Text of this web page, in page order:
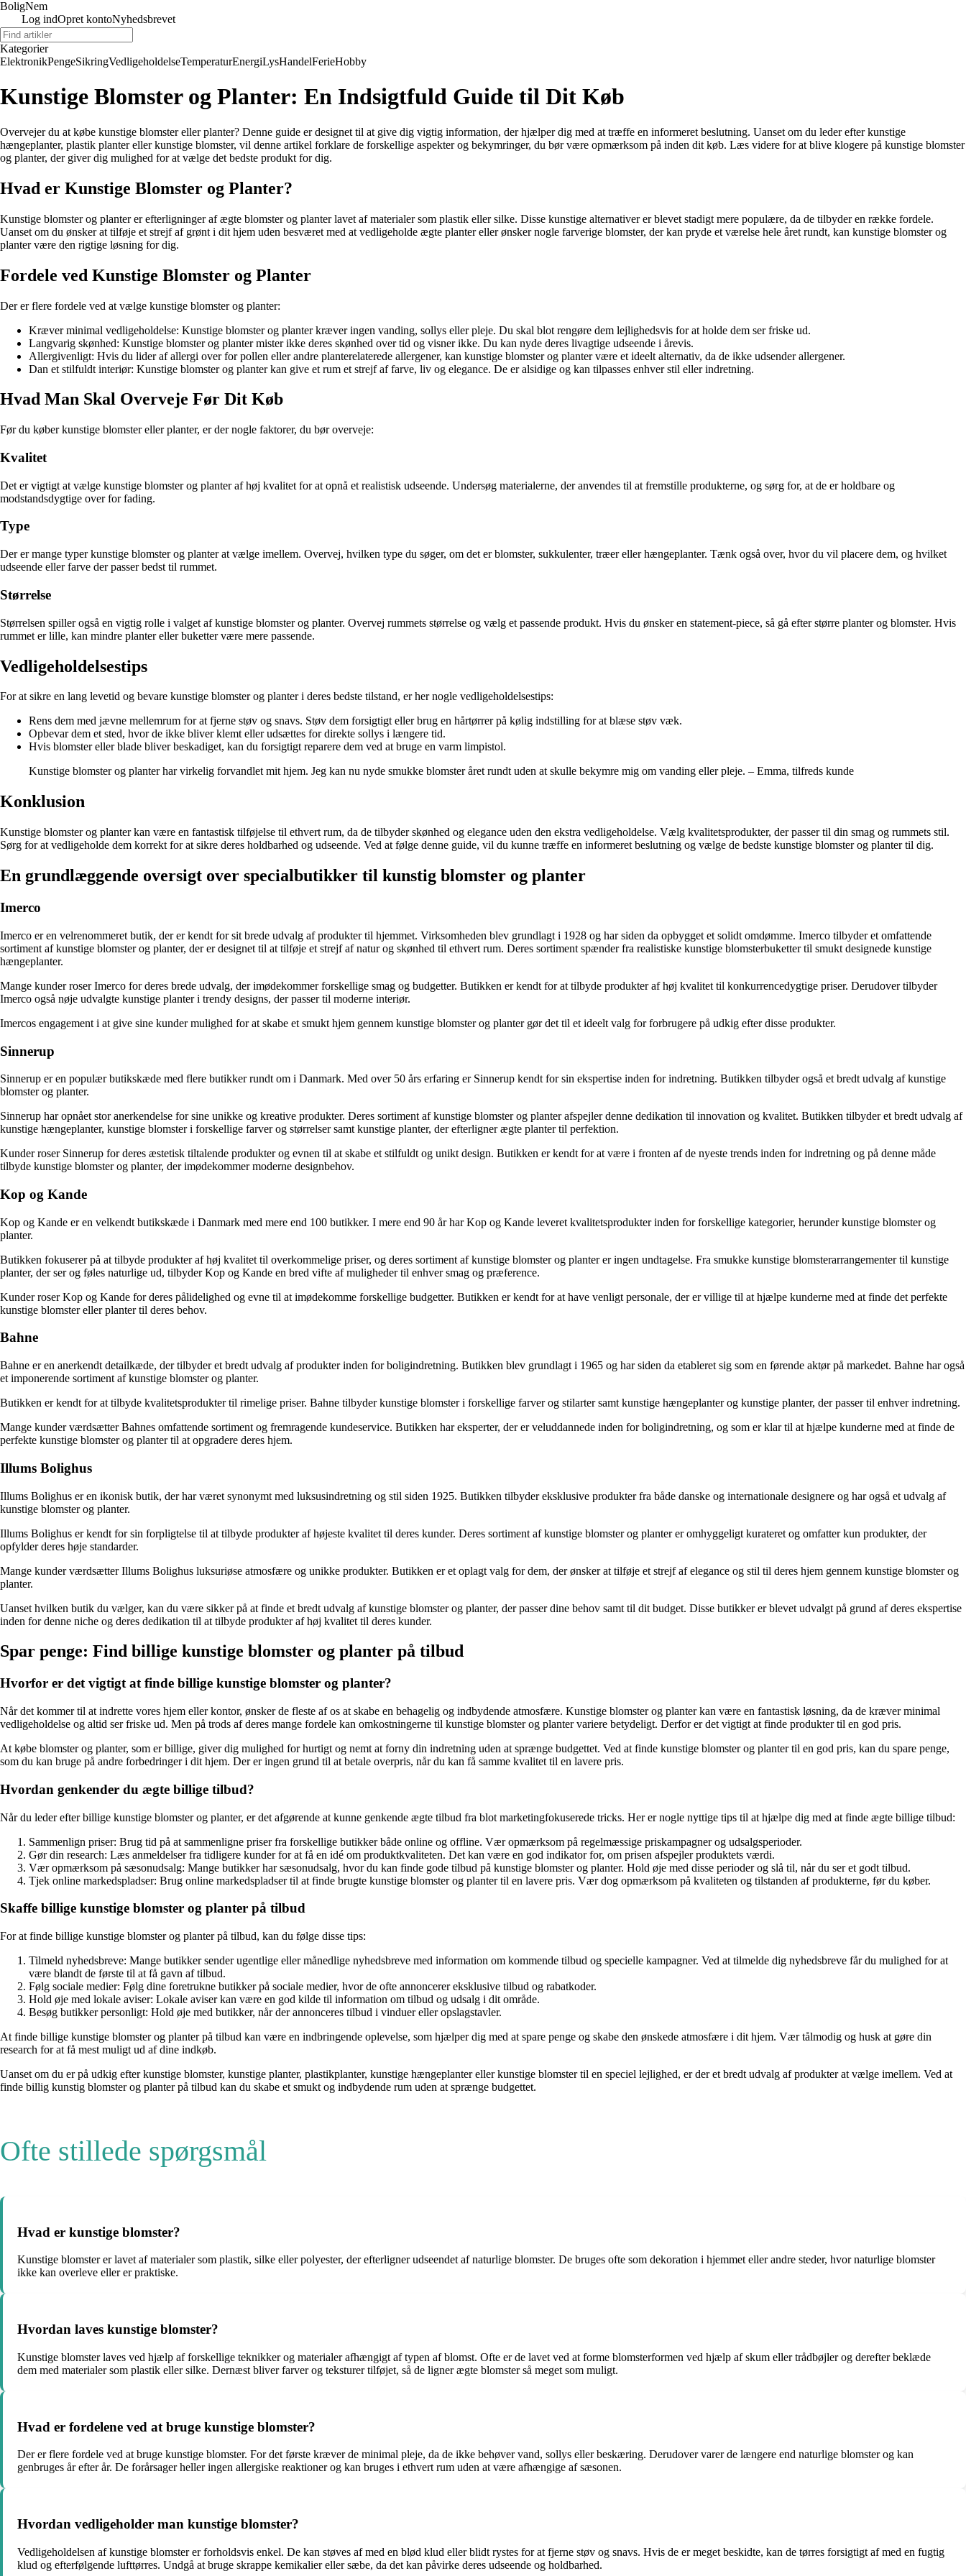
BoligNem
Log indOpret kontoNyhedsbrevet
Kategorier
ElektronikPengeSikringVedligeholdelseTemperaturEnergiLysHandelFerieHobby
Kunstige Blomster og Planter: En Indsigtfuld Guide til Dit Køb
Overvejer du at købe kunstige blomster eller planter? Denne guide er designet til at give dig vigtig information, der hjælper dig med at træffe en informeret beslutning. Uanset om du leder efter kunstige
hængeplanter, plastik planter eller kunstige blomster, vil denne artikel forklare de forskellige aspekter og bekymringer, du bør være opmærksom på inden dit køb. Læs videre for at blive klogere på kunstige blomster
og planter, der giver dig mulighed for at vælge det bedste produkt for dig.
Hvad er Kunstige Blomster og Planter?
Kunstige blomster og planter er efterligninger af ægte blomster og planter lavet af materialer som plastik eller silke. Disse kunstige alternativer er blevet stadigt mere populære, da de tilbyder en række fordele.
Uanset om du ønsker at tilføje et strejf af grønt i dit hjem uden besværet med at vedligeholde ægte planter eller ønsker nogle farverige blomster, der kan pryde et værelse hele året rundt, kan kunstige blomster og
planter være den rigtige løsning for dig.
Fordele ved Kunstige Blomster og Planter
Der er flere fordele ved at vælge kunstige blomster og planter:
Kræver minimal vedligeholdelse: Kunstige blomster og planter kræver ingen vanding, sollys eller pleje. Du skal blot rengøre dem lejlighedsvis for at holde dem ser friske ud.
Langvarig skønhed: Kunstige blomster og planter mister ikke deres skønhed over tid og visner ikke. Du kan nyde deres livagtige udseende i årevis.
Allergivenligt: Hvis du lider af allergi over for pollen eller andre planterelaterede allergener, kan kunstige blomster og planter være et ideelt alternativ, da de ikke udsender allergener.
Dan et stilfuldt interiør: Kunstige blomster og planter kan give et rum et strejf af farve, liv og elegance. De er alsidige og kan tilpasses enhver stil eller indretning.
Hvad Man Skal Overveje Før Dit Køb
Før du køber kunstige blomster eller planter, er der nogle faktorer, du bør overveje:
Kvalitet
Det er vigtigt at vælge kunstige blomster og planter af høj kvalitet for at opnå et realistisk udseende. Undersøg materialerne, der anvendes til at fremstille produkterne, og sørg for, at de er holdbare og
modstandsdygtige over for fading.
Type
Der er mange typer kunstige blomster og planter at vælge imellem. Overvej, hvilken type du søger, om det er blomster, sukkulenter, træer eller hængeplanter. Tænk også over, hvor du vil placere dem, og hvilket
udseende eller farve der passer bedst til rummet.
Størrelse
Størrelsen spiller også en vigtig rolle i valget af kunstige blomster og planter. Overvej rummets størrelse og vælg et passende produkt. Hvis du ønsker en statement-piece, så gå efter større planter og blomster. Hvis
rummet er lille, kan mindre planter eller buketter være mere passende.
Vedligeholdelsestips
For at sikre en lang levetid og bevare kunstige blomster og planter i deres bedste tilstand, er her nogle vedligeholdelsestips:
Rens dem med jævne mellemrum for at fjerne støv og snavs. Støv dem forsigtigt eller brug en hårtørrer på kølig indstilling for at blæse støv væk.
Opbevar dem et sted, hvor de ikke bliver klemt eller udsættes for direkte sollys i længere tid.
Hvis blomster eller blade bliver beskadiget, kan du forsigtigt reparere dem ved at bruge en varm limpistol.
Kunstige blomster og planter har virkelig forvandlet mit hjem. Jeg kan nu nyde smukke blomster året rundt uden at skulle bekymre mig om vanding eller pleje. – Emma, tilfreds kunde
Konklusion
Kunstige blomster og planter kan være en fantastisk tilføjelse til ethvert rum, da de tilbyder skønhed og elegance uden den ekstra vedligeholdelse. Vælg kvalitetsprodukter, der passer til din smag og rummets stil.
Sørg for at vedligeholde dem korrekt for at sikre deres holdbarhed og udseende. Ved at følge denne guide, vil du kunne træffe en informeret beslutning og vælge de bedste kunstige blomster og planter til dig.
En grundlæggende oversigt over specialbutikker til kunstig blomster og planter
Imerco
Imerco er en velrenommeret butik, der er kendt for sit brede udvalg af produkter til hjemmet. Virksomheden blev grundlagt i 1928 og har siden da opbygget et solidt omdømme. Imerco tilbyder et omfattende
sortiment af kunstige blomster og planter, der er designet til at tilføje et strejf af natur og skønhed til ethvert rum. Deres sortiment spænder fra realistiske kunstige blomsterbuketter til smukt designede kunstige
hængeplanter.
Mange kunder roser Imerco for deres brede udvalg, der imødekommer forskellige smag og budgetter. Butikken er kendt for at tilbyde produkter af høj kvalitet til konkurrencedygtige priser. Derudover tilbyder
Imerco også nøje udvalgte kunstige planter i trendy designs, der passer til moderne interiør.
Imercos engagement i at give sine kunder mulighed for at skabe et smukt hjem gennem kunstige blomster og planter gør det til et ideelt valg for forbrugere på udkig efter disse produkter.
Sinnerup
Sinnerup er en populær butikskæde med flere butikker rundt om i Danmark. Med over 50 års erfaring er Sinnerup kendt for sin ekspertise inden for indretning. Butikken tilbyder også et bredt udvalg af kunstige
blomster og planter.
Sinnerup har opnået stor anerkendelse for sine unikke og kreative produkter. Deres sortiment af kunstige blomster og planter afspejler denne dedikation til innovation og kvalitet. Butikken tilbyder et bredt udvalg af
kunstige hængeplanter, kunstige blomster i forskellige farver og størrelser samt kunstige planter, der efterligner ægte planter til perfektion.
Kunder roser Sinnerup for deres æstetisk tiltalende produkter og evnen til at skabe et stilfuldt og unikt design. Butikken er kendt for at være i fronten af de nyeste trends inden for indretning og på denne måde
tilbyde kunstige blomster og planter, der imødekommer moderne designbehov.
Kop og Kande
Kop og Kande er en velkendt butikskæde i Danmark med mere end 100 butikker. I mere end 90 år har Kop og Kande leveret kvalitetsprodukter inden for forskellige kategorier, herunder kunstige blomster og
planter.
Butikken fokuserer på at tilbyde produkter af høj kvalitet til overkommelige priser, og deres sortiment af kunstige blomster og planter er ingen undtagelse. Fra smukke kunstige blomsterarrangementer til kunstige
planter, der ser og føles naturlige ud, tilbyder Kop og Kande en bred vifte af muligheder til enhver smag og præference.
Kunder roser Kop og Kande for deres pålidelighed og evne til at imødekomme forskellige budgetter. Butikken er kendt for at have venligt personale, der er villige til at hjælpe kunderne med at finde det perfekte
kunstige blomster eller planter til deres behov.
Bahne
Bahne er en anerkendt detailkæde, der tilbyder et bredt udvalg af produkter inden for boligindretning. Butikken blev grundlagt i 1965 og har siden da etableret sig som en førende aktør på markedet. Bahne har også
et imponerende sortiment af kunstige blomster og planter.
Butikken er kendt for at tilbyde kvalitetsprodukter til rimelige priser. Bahne tilbyder kunstige blomster i forskellige farver og stilarter samt kunstige hængeplanter og kunstige planter, der passer til enhver indretning.
Mange kunder værdsætter Bahnes omfattende sortiment og fremragende kundeservice. Butikken har eksperter, der er veluddannede inden for boligindretning, og som er klar til at hjælpe kunderne med at finde de
perfekte kunstige blomster og planter til at opgradere deres hjem.
Illums Bolighus
Illums Bolighus er en ikonisk butik, der har været synonymt med luksusindretning og stil siden 1925. Butikken tilbyder eksklusive produkter fra både danske og internationale designere og har også et udvalg af
kunstige blomster og planter.
Illums Bolighus er kendt for sin forpligtelse til at tilbyde produkter af højeste kvalitet til deres kunder. Deres sortiment af kunstige blomster og planter er omhyggeligt kurateret og omfatter kun produkter, der
opfylder deres høje standarder.
Mange kunder værdsætter Illums Bolighus luksuriøse atmosfære og unikke produkter. Butikken er et oplagt valg for dem, der ønsker at tilføje et strejf af elegance og stil til deres hjem gennem kunstige blomster og
planter.
Uanset hvilken butik du vælger, kan du være sikker på at finde et bredt udvalg af kunstige blomster og planter, der passer dine behov samt til dit budget. Disse butikker er blevet udvalgt på grund af deres ekspertise
inden for denne niche og deres dedikation til at tilbyde produkter af høj kvalitet til deres kunder.
Spar penge: Find billige kunstige blomster og planter på tilbud
Hvorfor er det vigtigt at finde billige kunstige blomster og planter?
Når det kommer til at indrette vores hjem eller kontor, ønsker de fleste af os at skabe en behagelig og indbydende atmosfære. Kunstige blomster og planter kan være en fantastisk løsning, da de kræver minimal
vedligeholdelse og altid ser friske ud. Men på trods af deres mange fordele kan omkostningerne til kunstige blomster og planter variere betydeligt. Derfor er det vigtigt at finde produkter til en god pris.
At købe blomster og planter, som er billige, giver dig mulighed for hurtigt og nemt at forny din indretning uden at sprænge budgettet. Ved at finde kunstige blomster og planter til en god pris, kan du spare penge,
som du kan bruge på andre forbedringer i dit hjem. Der er ingen grund til at betale overpris, når du kan få samme kvalitet til en lavere pris.
Hvordan genkender du ægte billige tilbud?
Når du leder efter billige kunstige blomster og planter, er det afgørende at kunne genkende ægte tilbud fra blot marketingfokuserede tricks. Her er nogle nyttige tips til at hjælpe dig med at finde ægte billige tilbud:
Sammenlign priser: Brug tid på at sammenligne priser fra forskellige butikker både online og offline. Vær opmærksom på regelmæssige priskampagner og udsalgsperioder.
Gør din research: Læs anmeldelser fra tidligere kunder for at få en idé om produktkvaliteten. Det kan være en god indikator for, om prisen afspejler produktets værdi.
Vær opmærksom på sæsonudsalg: Mange butikker har sæsonudsalg, hvor du kan finde gode tilbud på kunstige blomster og planter. Hold øje med disse perioder og slå til, når du ser et godt tilbud.
Tjek online markedspladser: Brug online markedspladser til at finde brugte kunstige blomster og planter til en lavere pris. Vær dog opmærksom på kvaliteten og tilstanden af produkterne, før du køber.
Skaffe billige kunstige blomster og planter på tilbud
For at finde billige kunstige blomster og planter på tilbud, kan du følge disse tips:
Tilmeld nyhedsbreve: Mange butikker sender ugentlige eller månedlige nyhedsbreve med information om kommende tilbud og specielle kampagner. Ved at tilmelde dig nyhedsbreve får du mulighed for at
være blandt de første til at få gavn af tilbud.
Følg sociale medier: Følg dine foretrukne butikker på sociale medier, hvor de ofte annoncerer eksklusive tilbud og rabatkoder.
Hold øje med lokale aviser: Lokale aviser kan være en god kilde til information om tilbud og udsalg i dit område.
Besøg butikker personligt: Hold øje med butikker, når der annonceres tilbud i vinduer eller opslagstavler.
At finde billige kunstige blomster og planter på tilbud kan være en indbringende oplevelse, som hjælper dig med at spare penge og skabe den ønskede atmosfære i dit hjem. Vær tålmodig og husk at gøre din
research for at få mest muligt ud af dine indkøb.
Uanset om du er på udkig efter kunstige blomster, kunstige planter, plastikplanter, kunstige hængeplanter eller kunstige blomster til en speciel lejlighed, er der et bredt udvalg af produkter at vælge imellem. Ved at
finde billig kunstig blomster og planter på tilbud kan du skabe et smukt og indbydende rum uden at sprænge budgettet.
Ofte stillede spørgsmål
Hvad er kunstige blomster?
Kunstige blomster er lavet af materialer som plastik, silke eller polyester, der efterligner udseendet af naturlige blomster. De bruges ofte som dekoration i hjemmet eller andre steder, hvor naturlige blomster
ikke kan overleve eller er praktiske.
Hvordan laves kunstige blomster?
Kunstige blomster laves ved hjælp af forskellige teknikker og materialer afhængigt af typen af blomst. Ofte er de lavet ved at forme blomsterformen ved hjælp af skum eller trådbøjler og derefter beklæde
dem med materialer som plastik eller silke. Dernæst bliver farver og teksturer tilføjet, så de ligner ægte blomster så meget som muligt.
Hvad er fordelene ved at bruge kunstige blomster?
Der er flere fordele ved at bruge kunstige blomster. For det første kræver de minimal pleje, da de ikke behøver vand, sollys eller beskæring. Derudover varer de længere end naturlige blomster og kan
genbruges år efter år. De forårsager heller ingen allergiske reaktioner og kan bruges i ethvert rum uden at være afhængige af sæsonen.
Hvordan vedligeholder man kunstige blomster?
Vedligeholdelsen af kunstige blomster er forholdsvis enkel. De kan støves af med en blød klud eller blidt rystes for at fjerne støv og snavs. Hvis de er meget beskidte, kan de tørres forsigtigt af med en fugtig
klud og efterfølgende lufttørres. Undgå at bruge skrappe kemikalier eller sæbe, da det kan påvirke deres udseende og holdbarhed.